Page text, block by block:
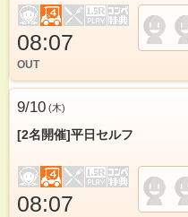
08:07
OUT
9/10 (木)
[2名開催]平日セルフ
08:07